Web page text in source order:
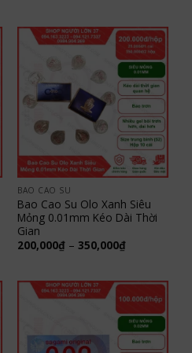
đến
350,000₫
BAO CAO SU
Bao Cao Su Olo Xanh Siêu
Mỏng 0.01mm Kéo Dài Thời
Gian
200,000₫ – 350,000₫Khoảng
đến
350,000₫